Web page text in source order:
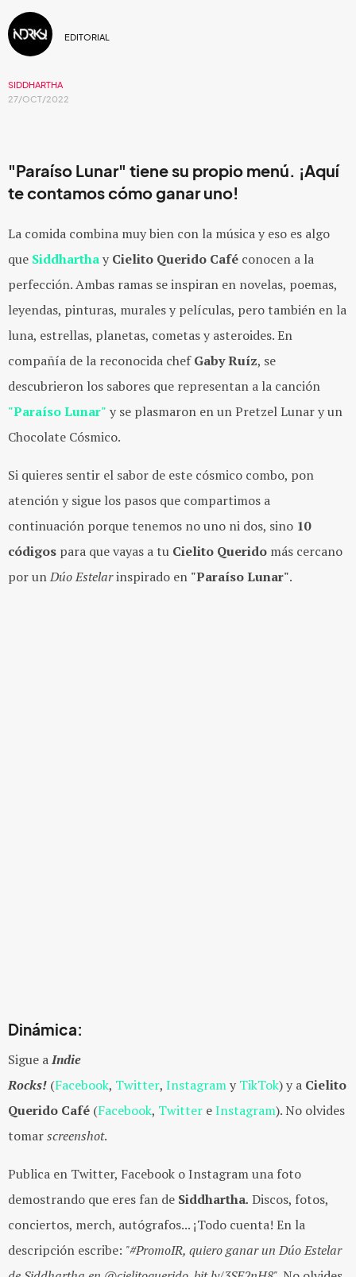
EDITORIAL
SIDDHARTHA
27/OCT/2022
"Paraíso Lunar" tiene su propio menú. ¡Aquí
te contamos cómo ganar uno!
La comida combina muy bien con la música y eso es algo
que Siddharthay Cielito Querido Café conocen a la
perfección. Ambas ramas se inspiran en novelas, poemas,
leyendas, pinturas, murales y películas, pero también en la
luna, estrellas, planetas, cometas y asteroides. En
compañía de la reconocida chefGaby Ruíz, se
descubrieron los sabores que representan a la canción
"Paraíso Lunar" y se plasmaron en un Pretzel Lunar y un
Chocolate Cósmico.
Si quieres sentir el sabor de este cósmico combo, pon
atención y sigue los pasos que compartimos a
continuación porque tenemos no uno ni dos, sino 10
códigos para que vayas a tu Cielito Querido más cercano
por unDúo Estelarinspirado en "Paraíso Lunar".
Dinámica:
Sigue aIndie
Rocks! (Facebook, Twitter, Instagramy TikTok) y a Cielito
Querido Café (Facebook, Twitter eInstagram). No olvides
tomarscreenshot.
Publica en Twitter, Facebook o Instagram una foto
demostrando que eres fan de Siddhartha. Discos, fotos,
conciertos, merch, autógrafos... ¡Todo cuenta! En la
descripción escribe: "#PromoIR, quiero ganar un Dúo Estelar